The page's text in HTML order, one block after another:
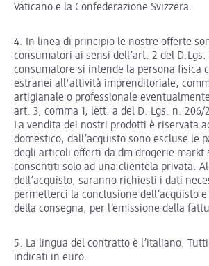
Vaticano e la Confederazione Svizzera.
4. In linea di principio le nostre offerte
consumatori ai sensi dell’art. 2 del D.Lgs.
consumatore si intende la persona fisica
estranei all'attività imprenditoriale,
artigianale o professionale
art. 3, comma 1, lett. a del D. Lgs. n. 206/
La vendita dei nostri prodotti è riservata
domestico, dall’acquisto sono escluse le
degli articoli offerti da dm drogerie markt
consentiti solo ad una clientela privata.
dell’acquisto, saranno richiesti i dati
permetterci la conclusione dell’acquisto e
della consegna, per l’emissione della
5. La lingua del contratto è l’italiano.
indicati in euro.